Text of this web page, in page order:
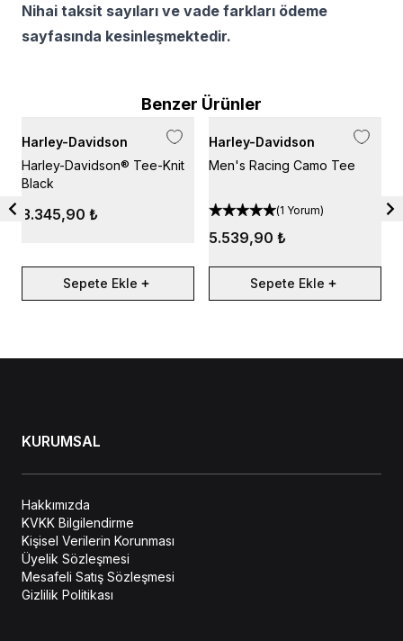
Nihai taksit sayıları ve vade farkları ödeme
sayfasında kesinleşmektedir.
Benzer Ürünler
Harley-Davidson
Harley-Davidson® Tee-Knit
Black
3.345,90 ₺
Sepete Ekle
Harley-Davidson
Men's Racing Camo Tee
(1 Yorum)
5.539,90 ₺
Sepete Ekle
KURUMSAL
Hakkımızda
KVKK Bilgilendirme
Kişisel Verilerin Korunması
Üyelik Sözleşmesi
Mesafeli Satış Sözleşmesi
Gizlilik Politikası